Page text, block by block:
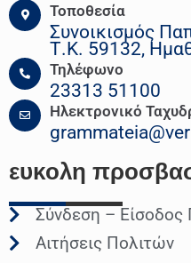
Τοποθεσία
Συνοικισμός
Τ.Κ. 59132,
Τηλέφωνο
23313 51100
Ηλεκτρονικό
ευκολη
Σύνδεση –
Αιτήσεις Πολιτών